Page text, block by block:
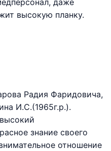
даже
высокую планку.
Радия Фаридовича,
И.С.(1965г.р.).
знание своего
отношение